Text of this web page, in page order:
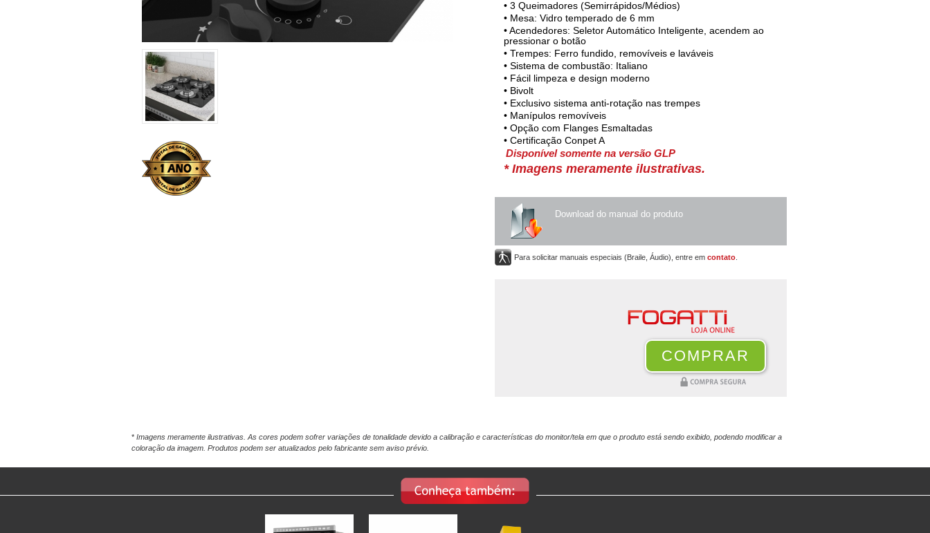
• 3 Queimadores (Semirrápidos/Médios)
• Mesa: Vidro temperado de 6 mm
• Acendedores: Seletor Automático Inteligente, acendem ao
pressionar o botão
• Trempes: Ferro fundido, removíveis e laváveis
• Sistema de combustão: Italiano
• Fácil limpeza e design moderno
• Bivolt
• Exclusivo sistema anti-rotação nas trempes
• Manípulos removíveis
• Opção com Flanges Esmaltadas
• Certificação Conpet A
Disponível somente na versão GLP
* Imagens meramente ilustrativas.
Download do manual do produto
Para solicitar manuais especiais (Braile, Áudio), entre em contato.
COMPRAR
* Imagens meramente ilustrativas. As cores podem sofrer variações de tonalidade devido a calibração e características do monitor/tela em que o produto está sendo exibido, podendo modificar a
coloração da imagem. Produtos podem ser atualizados pelo fabricante sem aviso prévio.